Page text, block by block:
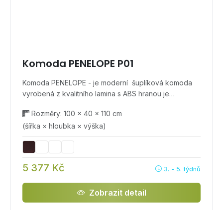
Komoda PENELOPE P01
Komoda PENELOPE - je moderní šuplíková komoda
vyrobená z kvalitního lamina s ABS hranou je…
Rozměry: 100 × 40 × 110 cm
(šířka × hloubka × výška)
5 377 Kč 3. - 5. týdnů
Zobrazit detail